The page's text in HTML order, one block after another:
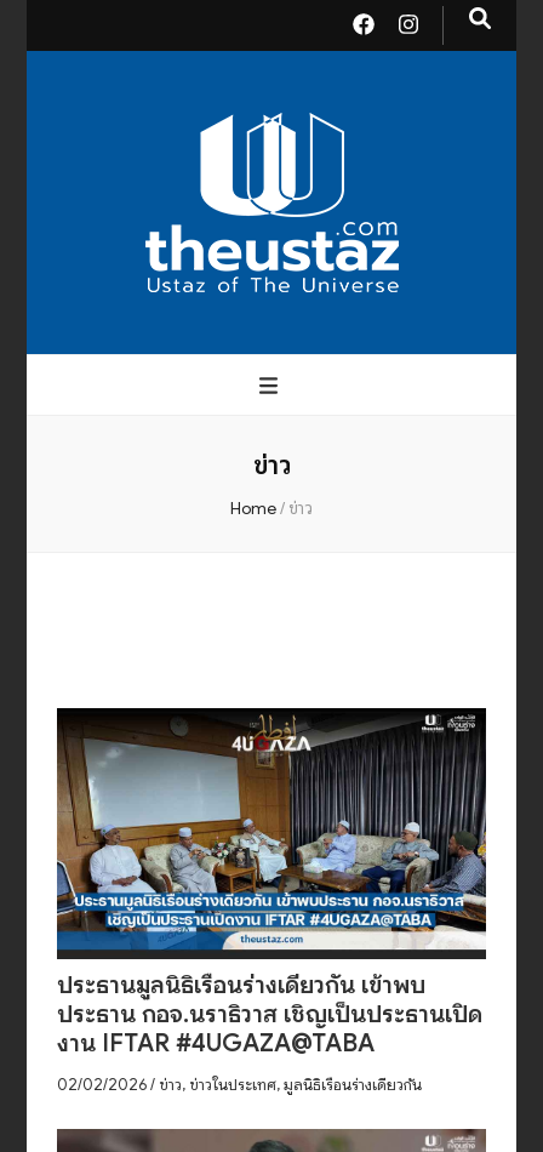
ข่าว
Home/ ข่าว
ประธานมูลนิธิเรือนร่างเดียวกัน เข้าพบ
ประธาน กอจ.นราธิวาส เชิญเป็นประธานเปิด
งาน IFTAR #4UGAZA@TABA
02/02/2026/ ข่าว, ข่าวในประเทศ,มูลนิธิเรือนร่างเดียวกัน